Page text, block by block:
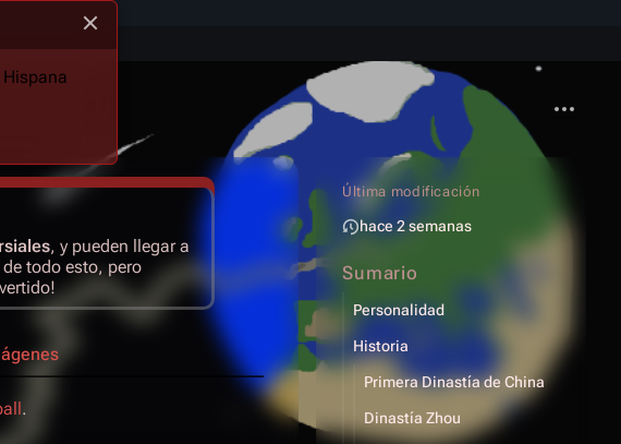
, y pueden llegar a
todo esto, pero
.
Última modificación
hace 2 semanas
Sumario
Personalidad
Historia
Primera Dinastía de China
Dinastía Zhou